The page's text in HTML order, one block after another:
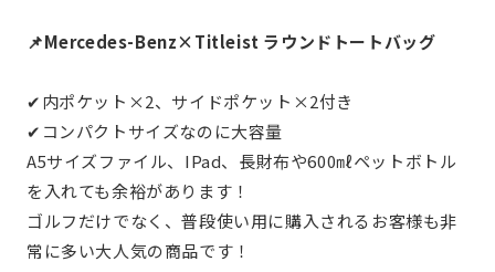
📌Mercedes-Benz×Titleist ラウンドトートバッグ
✔内ポケット×2、サイドポケット×2付き
✔コンパクトサイズなのに大容量
A5サイズファイル、IPad、長財布や600㎖ペットボトル
を入れても余裕があります！
ゴルフだけでなく、普段使い用に購入されるお客様も非
常に多い大人気の商品です！